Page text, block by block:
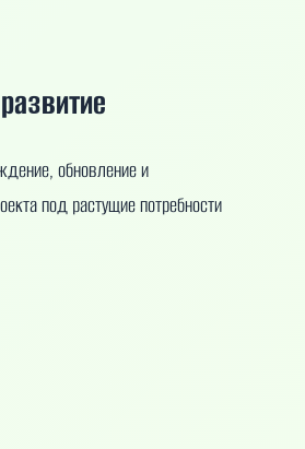
обновление и
под растущие потребности